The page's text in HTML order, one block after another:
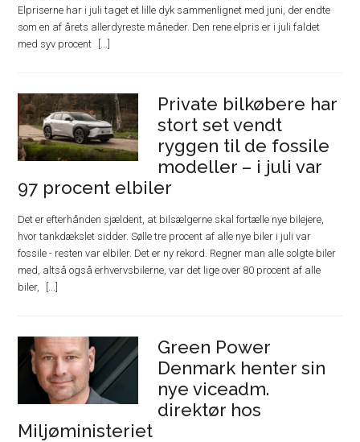
Elpriserne har i juli taget et lille dyk sammenlignet med juni, der endte
som en af årets allerdyreste måneder. Den rene elpris er i juli faldet
med syv procent
Private bilkøbere har
stort set vendt
ryggen til de fossile
modeller – i juli var
97 procent elbiler
Det er efterhånden sjældent, at bilsælgerne skal fortælle nye bilejere,
hvor tankdækslet sidder. Sølle tre procent af alle nye biler i juli var
fossile - resten var elbiler. Det er ny rekord. Regner man alle solgte biler
med, altså også erhvervsbilerne, var det lige over 80 procent af alle
biler,
Green Power
Denmark henter sin
nye viceadm.
direktør hos
Miljøministeriet